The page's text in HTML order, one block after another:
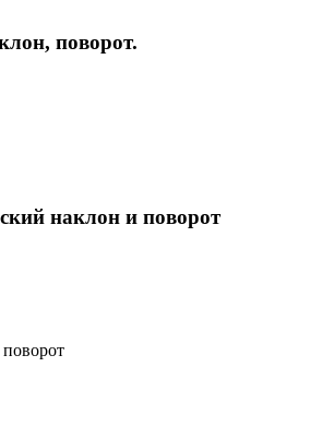
поворот.
наклон и поворот